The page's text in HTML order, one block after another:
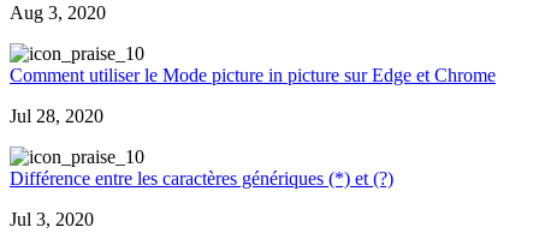
Aug 3, 2020
0
Comment utiliser le Mode picture in picture sur Edge et Chrome
Jul 28, 2020
0
Différence entre les caractères génériques (*) et (?)
Jul 3, 2020